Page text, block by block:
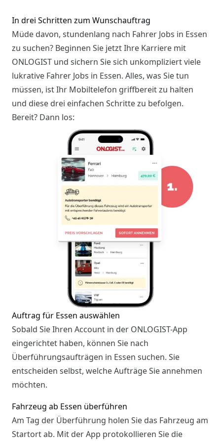
In drei Schritten zum Wunschauftrag
Müde davon, stundenlang nach Fahrer Jobs in Essen
zu suchen? Beginnen Sie jetzt Ihre Karriere mit
ONLOGIST und sichern Sie sich unkompliziert viele
lukrative Fahrer Jobs in Essen. Alles, was Sie tun
müssen, ist Ihr Mobiltelefon griffbereit zu halten
und diese drei einfachen Schritte zu befolgen.
Bereit? Dann los:
Auftrag für Essen auswählen
Sobald Sie Ihren Account in der ONLOGIST-App
eingerichtet haben, können Sie nach
Überführungsaufträgen in Essen suchen. Sie
entscheiden selbst, welche Aufträge Sie annehmen
möchten.
Fahrzeug ab Essen überführen
Am Tag der Überführung holen Sie das Fahrzeug am
Startort ab. Mit der App protokollieren Sie die